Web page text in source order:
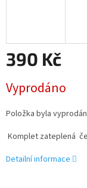
390 Kč
cena:
Vyprodáno
Položka byla
Komplet zateplená
Detailní informace